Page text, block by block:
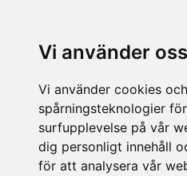
Vi använder
Vi använder cookies
spårningsteknologier
surfupplevelse på vår
dig personligt innehåll
för att analysera vår